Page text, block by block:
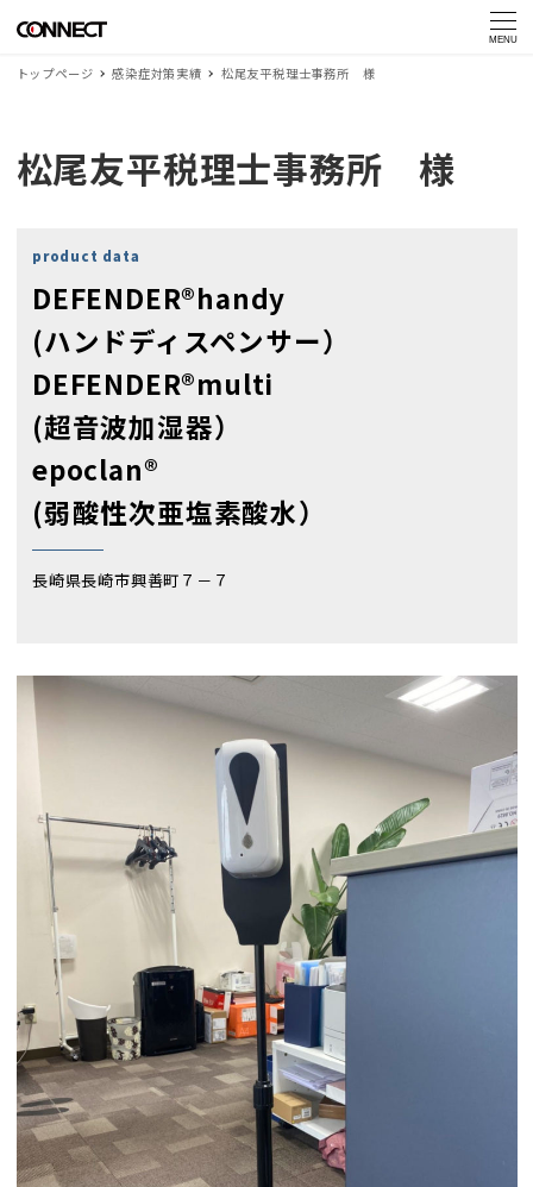
MENU
トップページ 感染症対策実績 松尾友平税理士事務所 様
松尾友平税理士事務所 様
product data
DEFENDER®handy
(ハンドディスペンサー）
DEFENDER®multi
(超音波加湿器）
epoclan®
(弱酸性次亜塩素酸水）
長崎県長崎市興善町７－７